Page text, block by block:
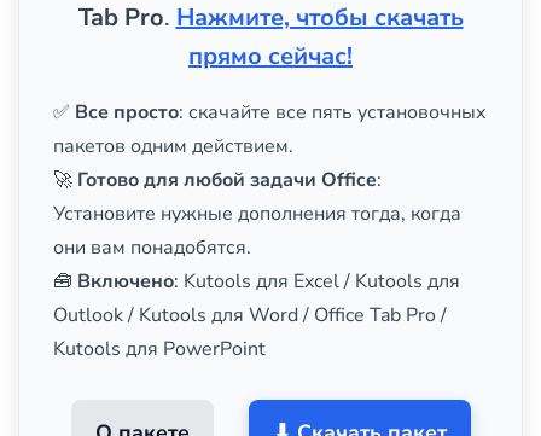
Tab Pro. Нажмите, чтобы скачать
прямо сейчас!
✅ Все просто: скачайте все пять установочных
пакетов одним действием.
🚀 Готово для любой задачи Office:
Установите нужные дополнения тогда, когда
они вам понадобятся.
🧰 Включено: Kutools для Excel / Kutools для
Outlook / Kutools для Word / Office Tab Pro /
Kutools для PowerPoint